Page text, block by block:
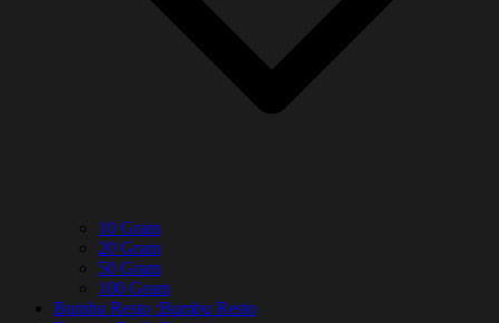
10 Gram
20 Gram
50 Gram
100 Gram
Bumbu Resto :Bumbu Resto